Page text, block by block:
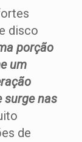
disco
porção
um
surge nas
de